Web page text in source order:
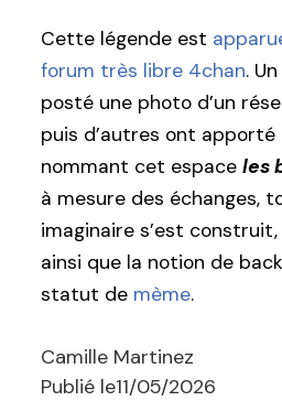
Cette légende est
forum très libre 4chan.
posté une photo d’un
puis d’autres ont
nommant cet espace les
à mesure des échanges,
imaginaire s’est
ainsi que la notion de
statut de mème.
Camille Martinez
Publié le11/05/2026